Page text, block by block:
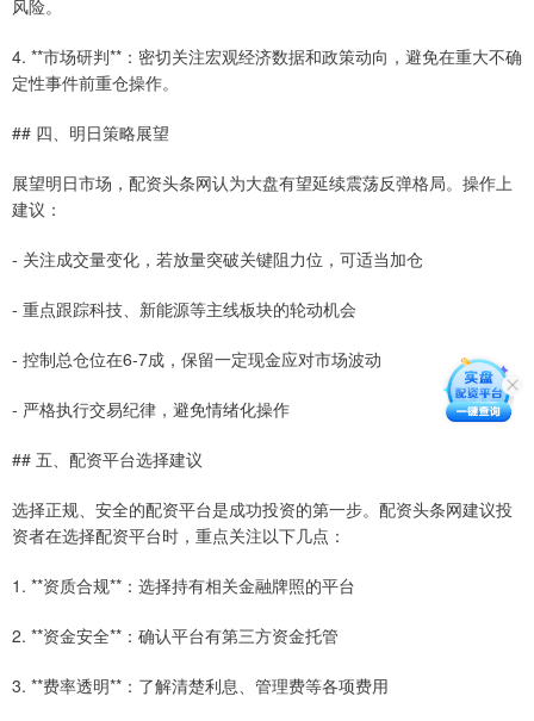
风险。
4. **市场研判**：密切关注宏观经济数据和政策动向，避免在重大不确
定性事件前重仓操作。
## 四、明日策略展望
展望明日市场，配资头条网认为大盘有望延续震荡反弹格局。操作上
建议：
- 关注成交量变化，若放量突破关键阻力位，可适当加仓
- 重点跟踪科技、新能源等主线板块的轮动机会
- 控制总仓位在6-7成，保留一定现金应对市场波动
- 严格执行交易纪律，避免情绪化操作
## 五、配资平台选择建议
选择正规、安全的配资平台是成功投资的第一步。配资头条网建议投
资者在选择配资平台时，重点关注以下几点：
1. **资质合规**：选择持有相关金融牌照的平台
2. **资金安全**：确认平台有第三方资金托管
3. **费率透明**：了解清楚利息、管理费等各项费用